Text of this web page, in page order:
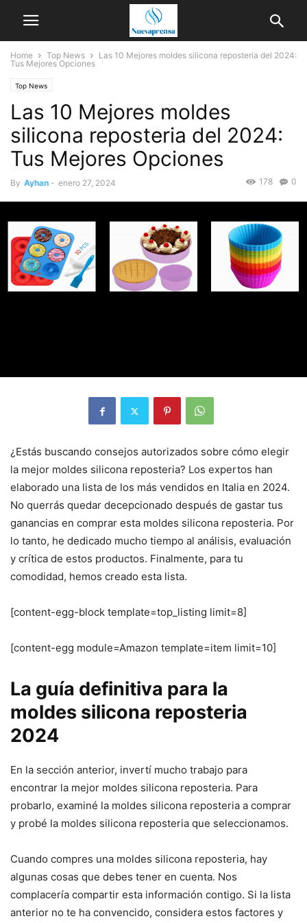
Home Top News
Las 10 Mejores moldes silicona reposteria del 2024:
Tus Mejores Opciones
Top News
Las 10 Mejores moldes
silicona reposteria del 2024:
Tus Mejores Opciones
By Ayhan - enero 27, 2024 0
178
¿Estás buscando consejos autorizados sobre cómo elegir
la mejor moldes silicona reposteria? Los expertos han
elaborado una lista de los más vendidos en Italia en 2024.
No querrás quedar decepcionado después de gastar tus
ganancias en comprar esta moldes silicona reposteria. Por
lo tanto, he dedicado mucho tiempo al análisis, evaluación
y crítica de estos productos. Finalmente, para tu
comodidad, hemos creado esta lista.
[content-egg-block template=top_listing limit=8]
[content-egg module=Amazon template=item limit=10]
La guía definitiva para la
moldes silicona reposteria
2024
En la sección anterior, invertí mucho trabajo para
encontrar la mejor moldes silicona reposteria. Para
probarlo, examiné la moldes silicona reposteria a comprar
y probé la moldes silicona reposteria que seleccionamos.
Cuando compres una moldes silicona reposteria, hay
algunas cosas que debes tener en cuenta. Nos
complacería compartir esta información contigo. Si la lista
anterior no te ha convencido, considera estos factores y